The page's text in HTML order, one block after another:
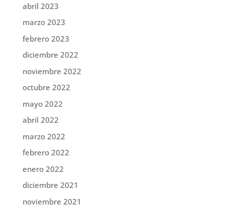
abril 2023
marzo 2023
febrero 2023
diciembre 2022
noviembre 2022
octubre 2022
mayo 2022
abril 2022
marzo 2022
febrero 2022
enero 2022
diciembre 2021
noviembre 2021